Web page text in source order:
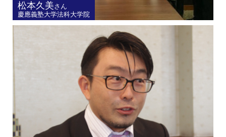
松本久美さん
慶應義塾大学法科大学院